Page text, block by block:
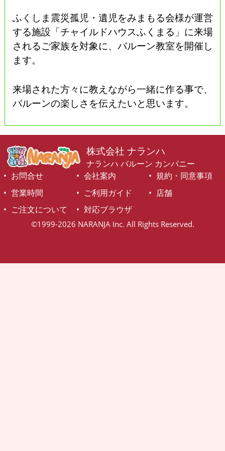
ふくしま震災孤児・遺児をみまもる会様が運営
する施設「チャイルドハウスふくまる」に来場
されるご家族を対象に、バルーン教室を開催し
ます。
来場された方々に教えながら一緒に作る事で、
バルーンの楽しさを伝えたいと思います。
株式会社 ナランハ
ナランハ バルーン カンパニー
お問合せ
会社案内
規約・同意事項
営業時間
ご利用ガイド
店舗
ご注文について
対応ブラウザ
©1999-2026 NARANJA Inc. All Rights Reserved.